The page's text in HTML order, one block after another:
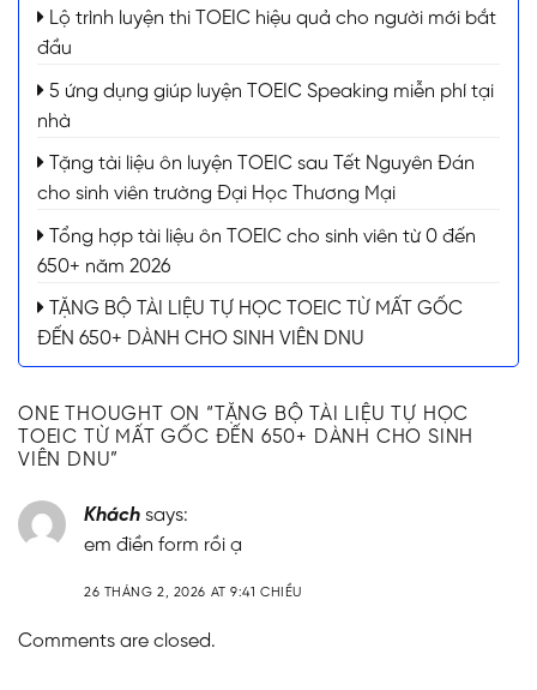
Lộ trình luyện thi TOEIC hiệu quả cho người mới bắt
đầu
5 ứng dụng giúp luyện TOEIC Speaking miễn phí tại
nhà
Tặng tài liệu ôn luyện TOEIC sau Tết Nguyên Đán
cho sinh viên trường Đại Học Thương Mại
Tổng hợp tài liệu ôn TOEIC cho sinh viên từ 0 đến
650+ năm 2026
TẶNG BỘ TÀI LIỆU TỰ HỌC TOEIC TỪ MẤT GỐC
ĐẾN 650+ DÀNH CHO SINH VIÊN DNU
ONE THOUGHT ON “
TẶNG BỘ TÀI LIỆU TỰ HỌC
TOEIC TỪ MẤT GỐC ĐẾN 650+ DÀNH CHO SINH
VIÊN DNU”
Khách says:
em điền form rồi ạ
26 THÁNG 2, 2026 AT 9:41 CHIỀU
Comments are closed.